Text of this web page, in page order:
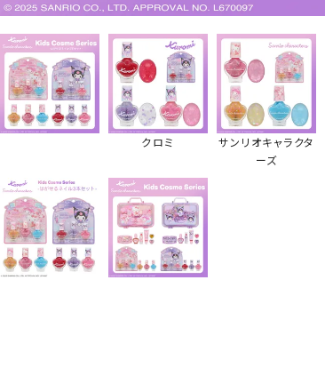
クロミ
サンリオキャラクタ
ーズ